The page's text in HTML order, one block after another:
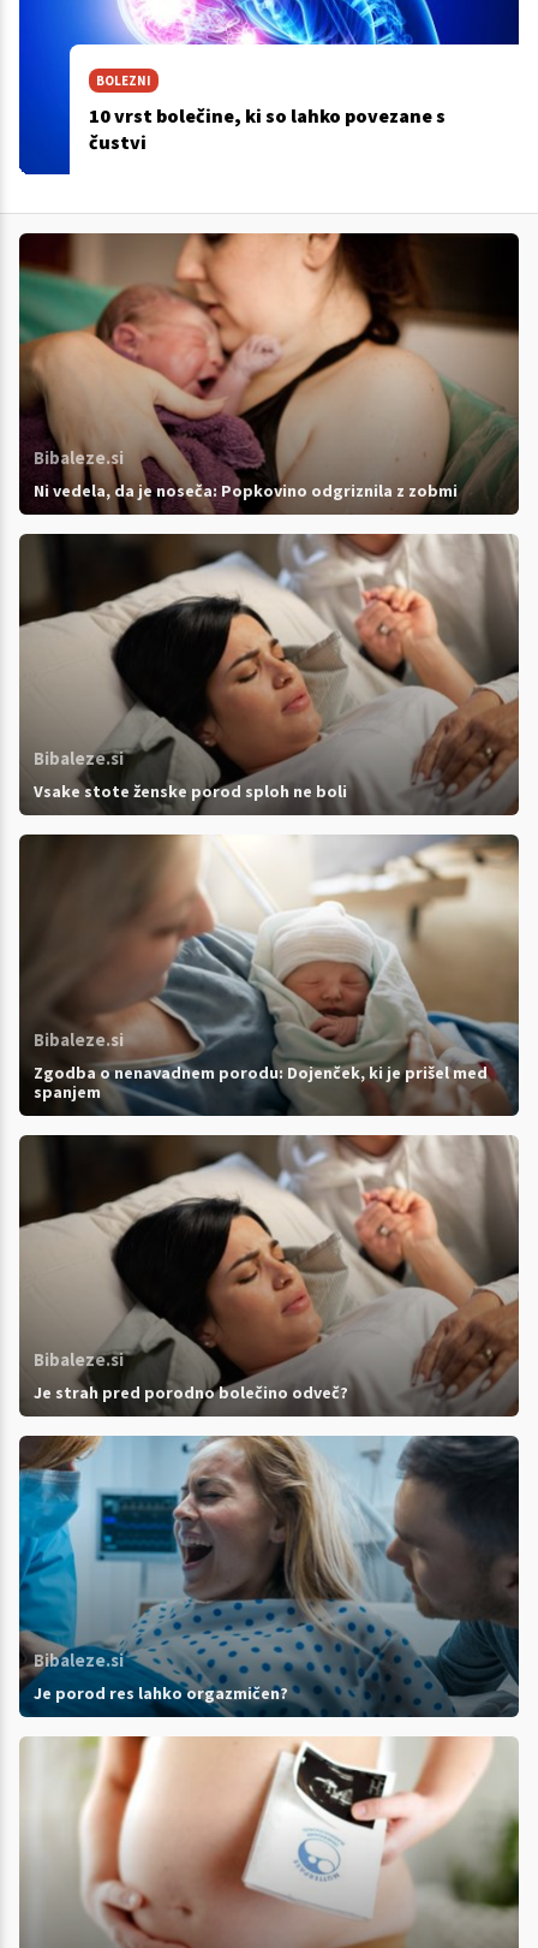
BOLEZNI
10 vrst bolečine, ki so lahko povezane s
čustvi
Bibaleze.si
Ni vedela, da je noseča: Popkovino odgriznila z zobmi
Bibaleze.si
Vsake stote ženske porod sploh ne boli
Bibaleze.si
Zgodba o nenavadnem porodu: Dojenček, ki je prišel med
spanjem
Bibaleze.si
Je strah pred porodno bolečino odveč?
Bibaleze.si
Je porod res lahko orgazmičen?